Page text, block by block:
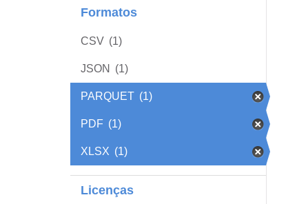
Formatos
CSV (1)
JSON (1)
PARQUET (1)
PDF (1)
XLSX (1)
Licenças